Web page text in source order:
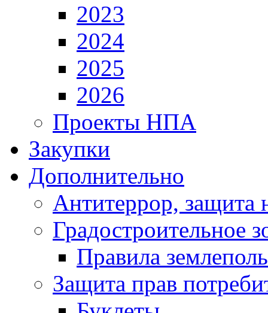
2023
2024
2025
2026
Проекты НПА
Закупки
Дополнительно
Антитеррор, защита
Градостроительное
Правила
Защита прав